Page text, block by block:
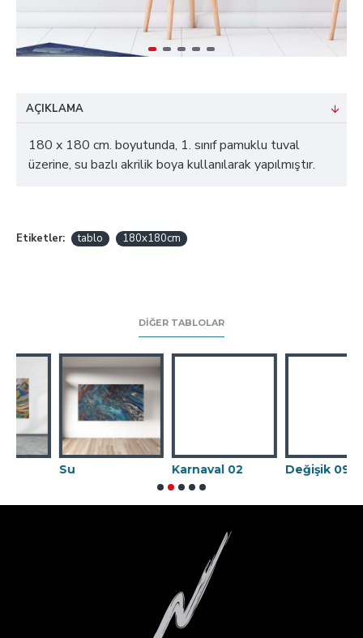
AÇIKLAMA
180 x 180 cm. boyutunda, 1. sınıf pamuklu tuval
üzerine, su bazlı akrilik boya kullanılarak yapılmıştır.
Etiketler: tablo 180x180cm
DIĞER TABLOLAR
Karnaval 02 Değişik 09